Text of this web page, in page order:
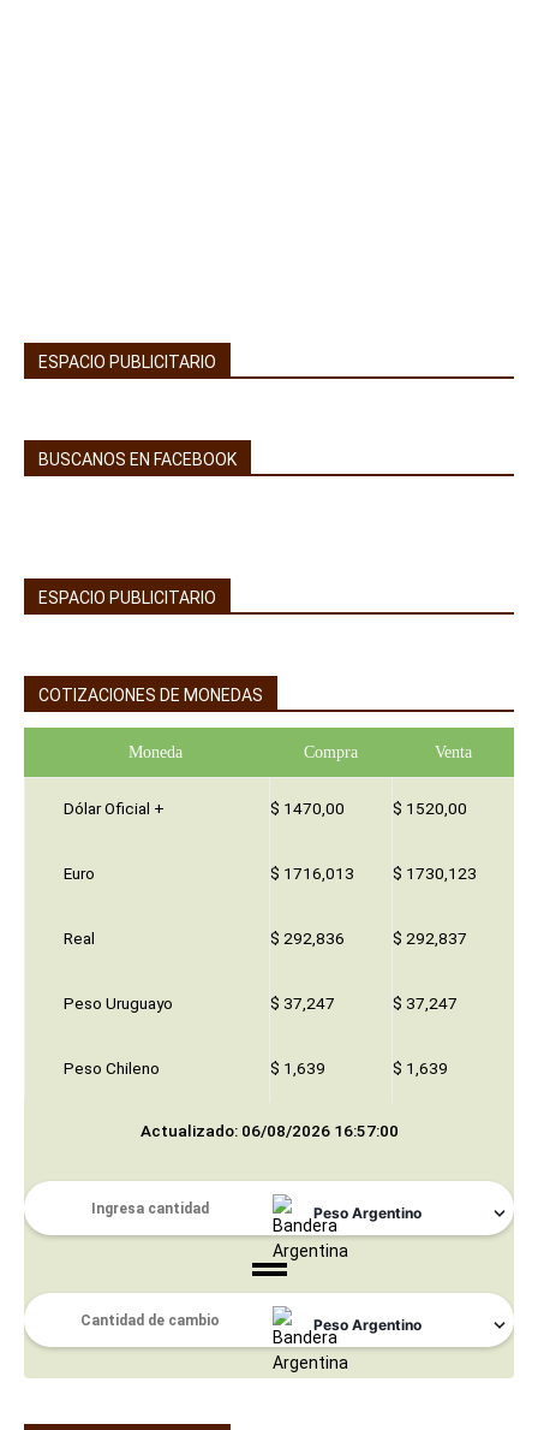
ESPACIO PUBLICITARIO
BUSCANOS EN FACEBOOK
ESPACIO PUBLICITARIO
COTIZACIONES DE MONEDAS
Moneda Compra Venta
Dólar Oficial + $ 1470,00 $ 1520,00
Euro $ 1716,013 $ 1730,123
Real $ 292,836 $ 292,837
Peso Uruguayo $ 37,247 $ 37,247
Peso Chileno $ 1,639 $ 1,639
Actualizado: 06/08/2026 16:57:00